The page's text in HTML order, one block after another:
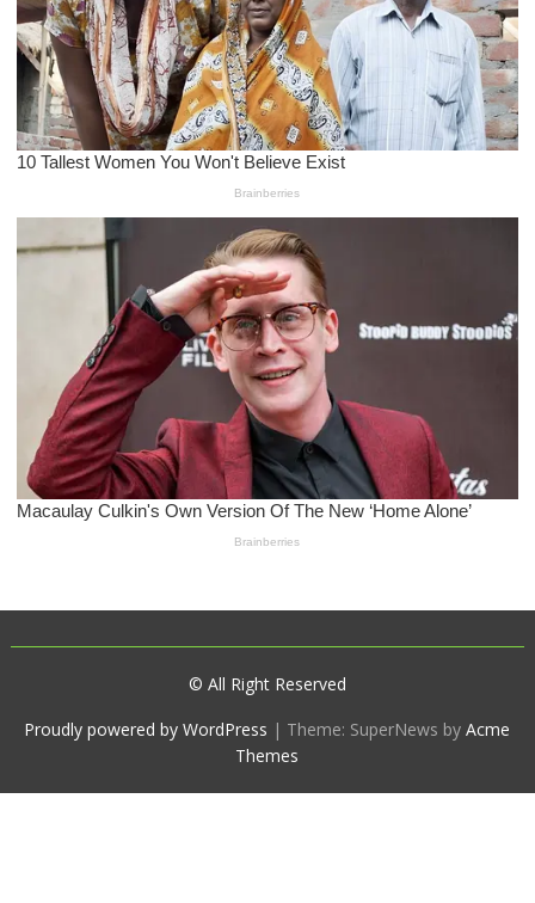
© All Right Reserved
Proudly powered by WordPress | Theme: SuperNews byAcme
Themes